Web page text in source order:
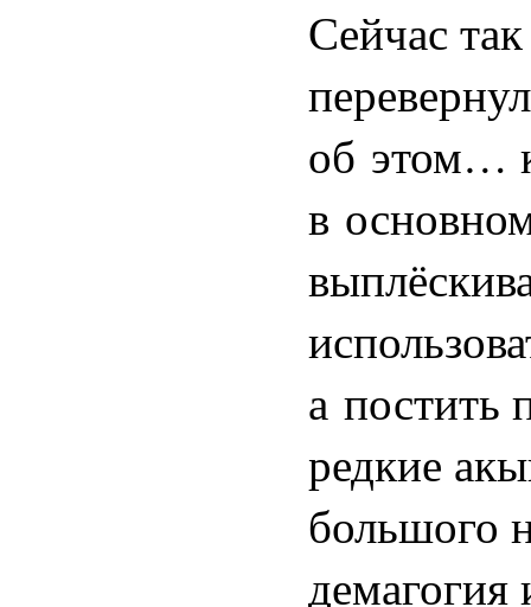
Сейчас
об этом…
в
а постить
редкие
большого
демагогия